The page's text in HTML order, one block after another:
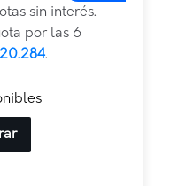
sin interés.
por las 6
.